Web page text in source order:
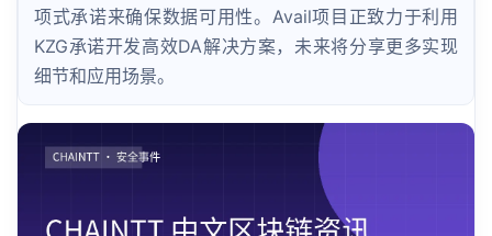
项式承诺来确保数据可用性。Avail项目正致力于利用
KZG承诺开发高效DA解决方案，未来将分享更多实现
细节和应用场景。